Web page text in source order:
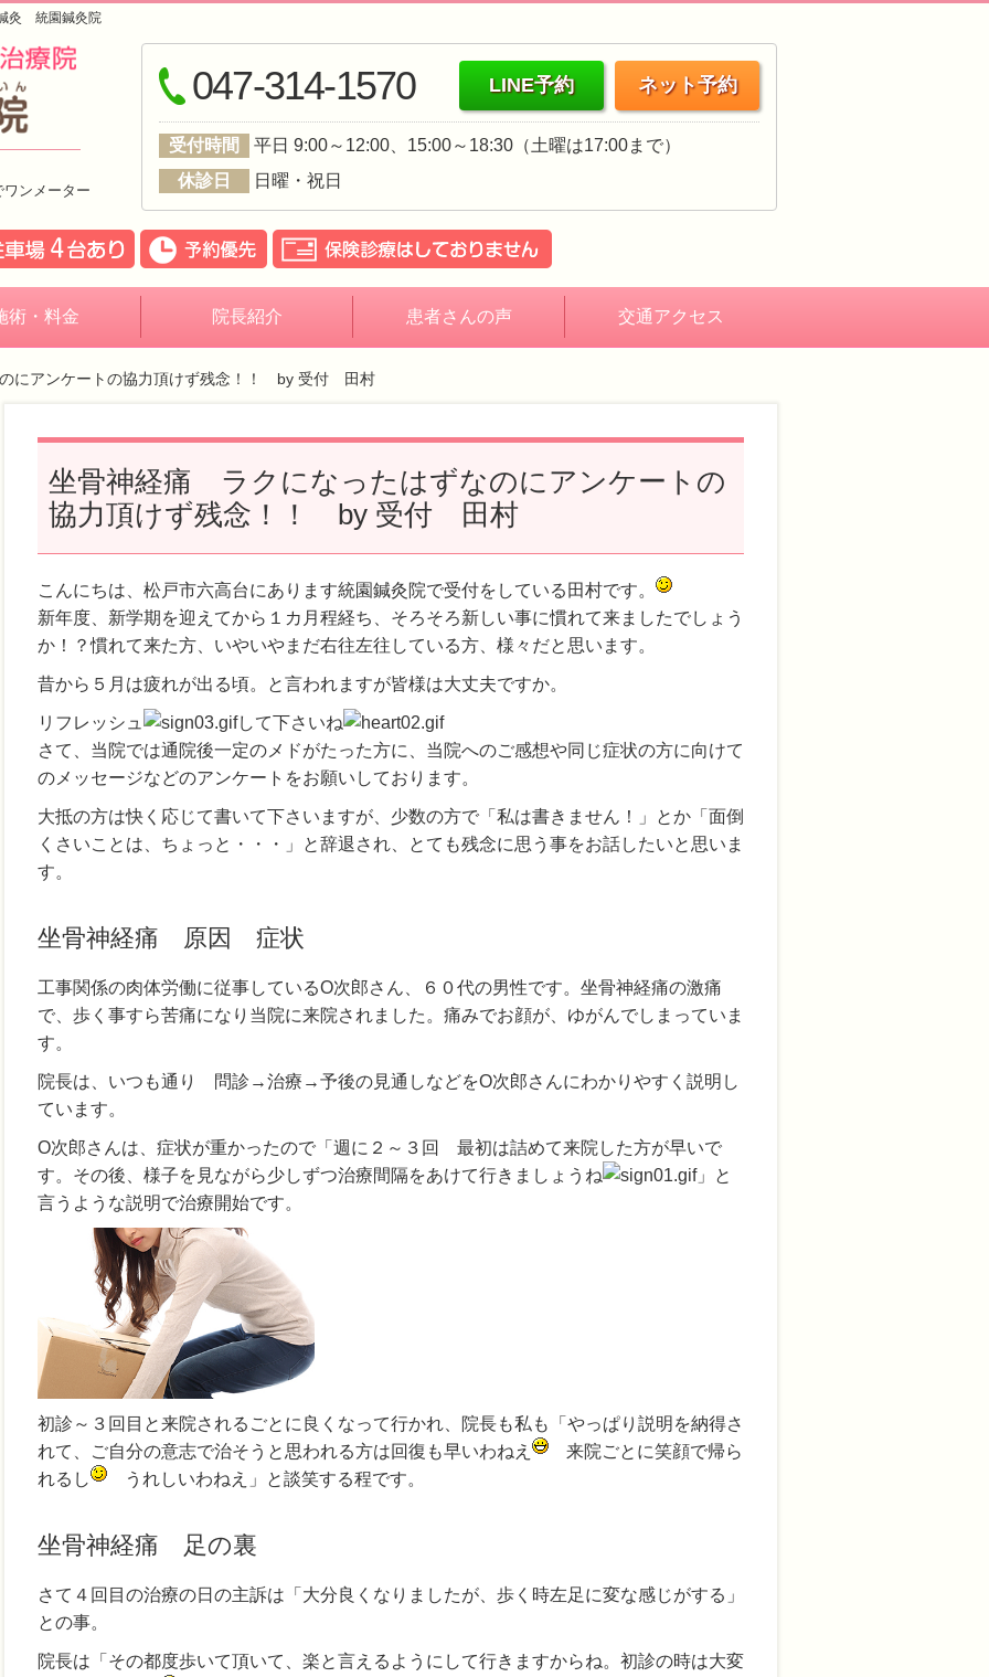
灸 統園鍼灸院
ンメーター
047-314-1570 ネット予約
LINE予約
受付時間
平日 9:00～12:00、15:00～18:30（土曜は17:00まで）
休診日
日曜・祝日
術・料金 院長紹介 患者さんの声 交通アクセス
にアンケートの協力頂けず残念！！ by 受付 田村
坐骨神経痛 ラクになったはずなのにアンケートの
協力頂けず残念！！ by 受付 田村
こんにちは、松戸市六高台にあります統園鍼灸院で受付をしている田村です。
新年度、新学期を迎えてから１カ月程経ち、そろそろ新しい事に慣れて来ましたでしょう
か！？慣れて来た方、いやいやまだ右往左往している方、様々だと思います。
昔から５月は疲れが出る頃。と言われますが皆様は大丈夫ですか。
リフレッシュ
して下さいね
さて、当院では通院後一定のメドがたった方に、当院へのご感想や同じ症状の方に向けて
のメッセージなどのアンケートをお願いしております。
大抵の方は快く応じて書いて下さいますが、少数の方で「私は書きません！」とか「面倒
くさいことは、ちょっと・・・」と辞退され、とても残念に思う事をお話したいと思いま
す。
坐骨神経痛 原因 症状
工事関係の肉体労働に従事しているO次郎さん、６０代の男性です。坐骨神経痛の激痛
で、歩く事すら苦痛になり当院に来院されました。痛みでお顔が、ゆがんでしまっていま
す。
院長は、いつも通り 問診→治療→予後の見通しなどをO次郎さんにわかりやすく説明し
ています。
O次郎さんは、症状が重かったので「週に２～３回 最初は詰めて来院した方が早いで
す。その後、様子を見ながら少しずつ治療間隔をあけて行きましょうね
」と
言うような説明で治療開始です。
初診～３回目と来院されるごとに良くなって行かれ、院長も私も「やっぱり説明を納得さ
れて、ご自分の意志で治そうと思われる方は回復も早いわねえ
来院ごとに笑顔で帰ら
れるし
うれしいわねえ」と談笑する程です。
坐骨神経痛 足の裏
さて４回目の治療の日の主訴は「大分良くなりましたが、歩く時左足に変な感じがする」
との事。
院長は「その都度歩いて頂いて、楽と言えるようにして行きますからね。初診の時は大変